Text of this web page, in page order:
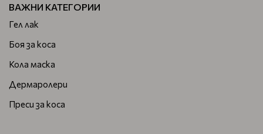
ВАЖНИ КАТЕГОРИИ
Гел лак
Боя за коса
Кола маска
Дермаролери
Преси за коса